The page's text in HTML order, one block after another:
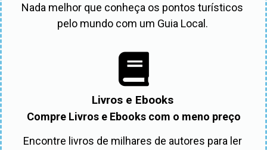
Nada melhor que conheça os pontos turísticos
pelo mundo com um Guia Local.
Livros e Ebooks
Compre Livros e Ebooks com o meno preço
Encontre livros de milhares de autores para ler